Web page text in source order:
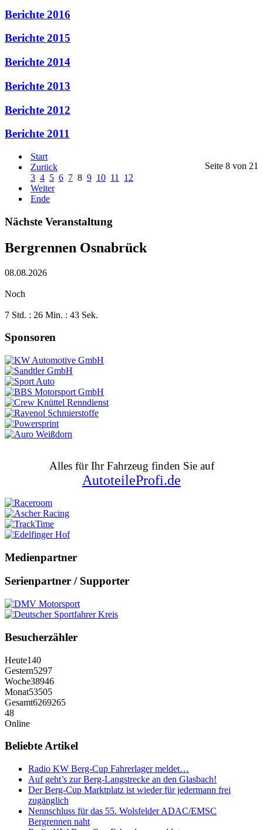
Berichte 2016
Berichte 2015
Berichte 2014
Berichte 2013
Berichte 2012
Berichte 2011
Seite 8 von 21
Start
Zurück
3 4 5 6 7 8 9 10 11
12
Weiter
Ende
Nächste Veranstaltung
Bergrennen Osnabrück
08.08.2026
Noch
7 Std. : 26 Min. : 42 Sek.
Sponsoren
Alles für Ihr Fahrzeug finden Sie auf
AutoteileProfi.de
Medienpartner
Serienpartner / Supporter
Besucherzähler
Heute140
Gestern5297
Woche38946
Monat53505
Gesamt6269265
48
Online
Beliebte Artikel
Radio KW Berg-Cup Fahrerlager meldet…
Auf geht’s zur Berg-Langstrecke an den Glasbach!
Der Berg-Cup Marktplatz ist wieder für jedermann frei
zugänglich
Nennschluss für das 55. Wolsfelder ADAC/EMSC
Bergrennen naht